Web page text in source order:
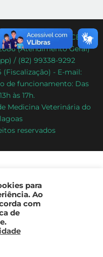
– Maceió/AL – CEP:
(Atendimento Geral)
/ (82) 99338-9292
- E-mail:
de funcionamento: Das
às 17h.
Medicina Veterinária do
reservados
para
Ao
com
de